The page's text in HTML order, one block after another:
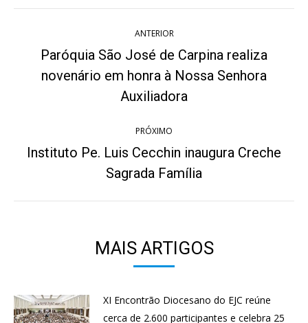
post:
ANTERIOR
Post
anterior:
Paróquia São José de Carpina realiza
novenário em honra à Nossa Senhora
Auxiliadora
PRÓXIMO
Próximo
post:
Instituto Pe. Luis Cecchin inaugura Creche
Sagrada Família
MAIS ARTIGOS
XI Encontrão Diocesano do EJC reúne
cerca de 2.600 participantes e celebra 25